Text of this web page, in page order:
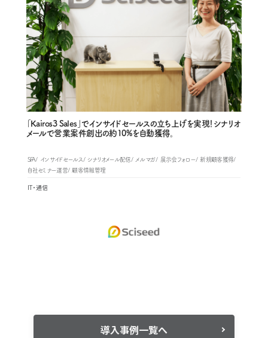
「Kairos3 Sales」でインサイドセールスの立ち上げを実現！シナリオ
メールで営業案件創出の約10%を自動獲得。
SFA インサイドセールス シナリオメール配信 メルマガ 展示会フォロー
新規顧客獲得
自社セミナー運営
顧客情報管理
IT・通信
導入事例一覧へ